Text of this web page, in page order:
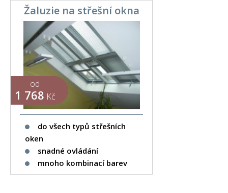
Žaluzie na střešní okna
od
1 768 Kč
do všech typů střešních
oken
snadné ovládání
mnoho kombinací barev